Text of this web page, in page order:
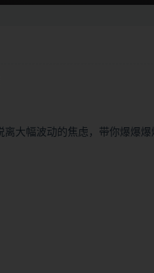
大幅波动的焦虑，带你爆爆